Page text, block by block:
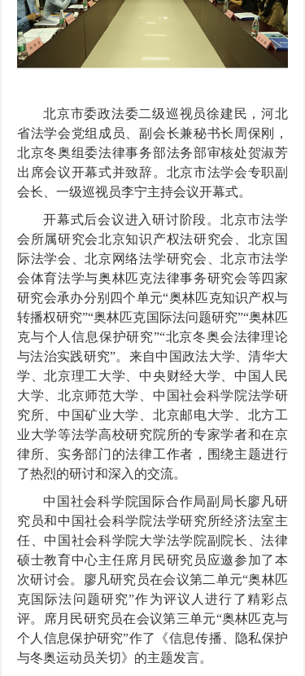
北京市委政法委二级巡视员徐建民，河北
省法学会党组成员、副会长兼秘书长周保刚，
北京冬奥组委法律事务部法务部审核处贺淑芳
出席会议开幕式并致辞。北京市法学会专职副
会长、一级巡视员李宁主持会议开幕式。
开幕式后会议进入研讨阶段。北京市法学
会所属研究会北京知识产权法研究会、北京国
际法学会、北京网络法学研究会、北京市法学
会体育法学与奥林匹克法律事务研究会等四家
研究会承办分别四个单元“奥林匹克知识产权与
转播权研究”“奥林匹克国际法问题研究”“奥林匹
克与个人信息保护研究”“北京冬奥会法律理论
与法治实践研究”。来自中国政法大学、清华大
学、北京理工大学、中央财经大学、中国人民
大学、北京师范大学、中国社会科学院法学研
究所、中国矿业大学、北京邮电大学、北方工
业大学等法学高校研究院所的专家学者和在京
律所、实务部门的法律工作者，围绕主题进行
了热烈的研讨和深入的交流。
中国社会科学院国际合作局副局长廖凡研
究员和中国社会科学院法学研究所经济法室主
任、中国社会科学院大学法学院副院长、法律
硕士教育中心主任席月民研究员应邀参加了本
次研讨会。廖凡研究员在会议第二单元“奥林匹
克国际法问题研究”作为评议人进行了精彩点
评。席月民研究员在会议第三单元“奥林匹克与
个人信息保护研究”作了《信息传播、隐私保护
与冬奥运动员关切》的主题发言。